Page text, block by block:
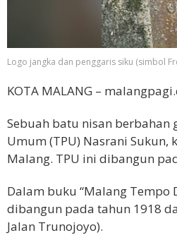
Logo jangka dan penggaris siku (simbol
KOTA MALANG –
Sebuah batu nisan
Umum (TPU) Nasrani Sukun,
Malang. TPU ini dibangun
Dalam buku “Malang Tempo
dibangun pada tahun 1918
Jalan Trunojoyo).